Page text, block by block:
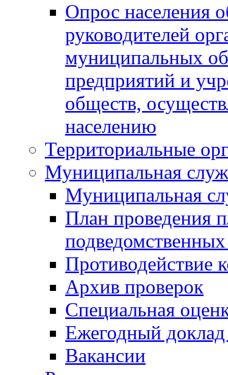
Опрос населения
руководителей
муниципальных
предприятий и
обществ,
населению
Территориальные
Муниципальная
Муниципальная
План проведения
Противодействие
Архив проверок
Специальная
Ежегодный
Вакансии